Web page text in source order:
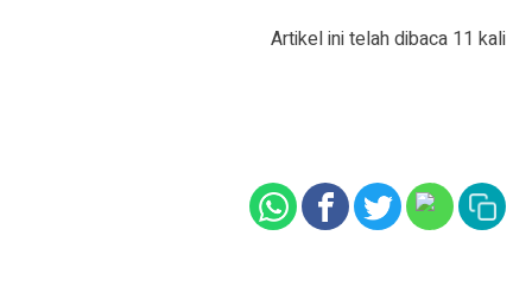
Artikel ini telah dibaca 11 kali